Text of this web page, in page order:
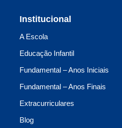
Institucional
A Escola
Educação Infantil
Fundamental – Anos Iniciais
Fundamental – Anos Finais
Extracurriculares
Blog